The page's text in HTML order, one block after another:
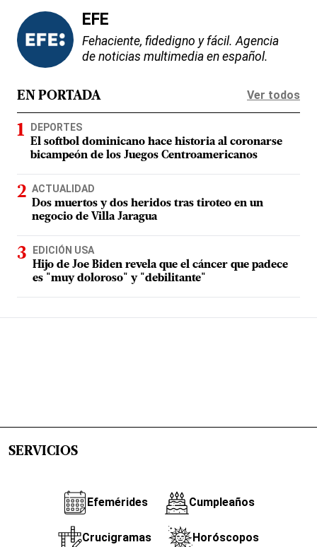
EFE
Fehaciente, fidedigno y fácil. Agencia
de noticias multimedia en español.
EN PORTADA Ver todos
DEPORTES
El softbol dominicano hace historia al coronarse
bicampeón de los Juegos Centroamericanos
ACTUALIDAD
Dos muertos y dos heridos tras tiroteo en un
negocio de Villa Jaragua
EDICIÓN USA
Hijo de Joe Biden revela que el cáncer que padece
es "muy doloroso" y "debilitante"
SERVICIOS
Efemérides Cumpleaños
Crucigramas Horóscopos